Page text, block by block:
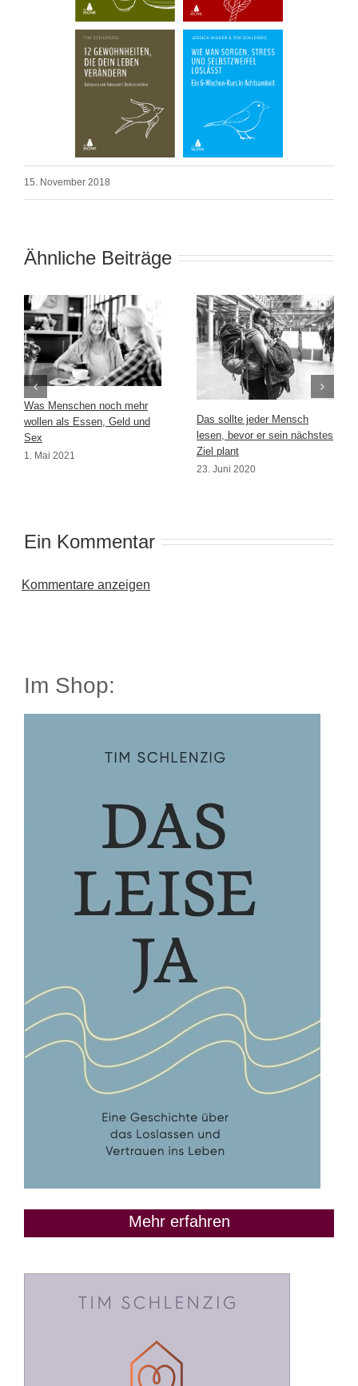
15. November 2018
Ähnliche Beiträge
Was Menschen noch mehr
wollen als Essen, Geld und
Sex
1. Mai 2021
Das sollte jeder Mensch
lesen, bevor er sein nächstes
Ziel plant
23. Juni 2020
Ein Kommentar
Kommentare anzeigen
Im Shop:
Mehr erfahren